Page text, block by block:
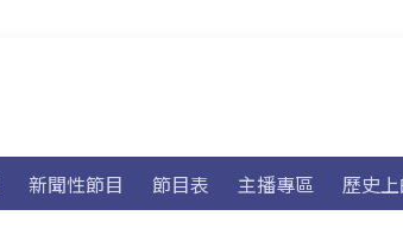
新聞性節目 節目表 主播專區 歷史